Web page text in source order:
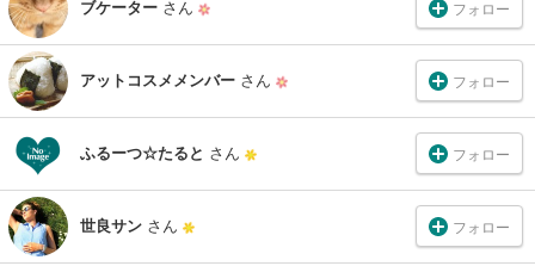
ブケーター さん フォロー
アットコスメメンバー さん フォロー
ふるーつ☆たると さん フォロー
世良サン さん フォロー